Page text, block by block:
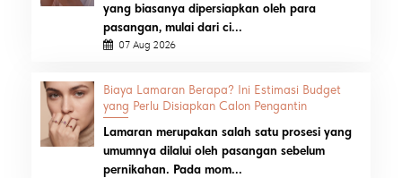
yang biasanya dipersiapkan oleh para
pasangan, mulai dari ci...
07 Aug 2026
Biaya Lamaran Berapa? Ini Estimasi Budget
yang Perlu Disiapkan Calon Pengantin
Lamaran merupakan salah satu prosesi yang
umumnya dilalui oleh pasangan sebelum
pernikahan. Pada mom...